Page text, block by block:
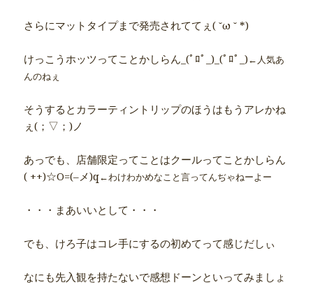
さらにマットタイプまで発売されててぇ( ˘ω ˘ *)
けっこうホッツってことかしらん_(ﾟﾛﾟ_)_(ﾟﾛﾟ_)←人気あ
んのねぇ
そうするとカラーティントリップのほうはもうアレかね
ぇ(；▽；)ノ
あっでも、店舗限定ってことはクールってことかしらん
( ++)☆O=(–メ)q←わけわかめなこと言ってんぢゃねーよー
・・・まあいいとして・・・
でも、けろ子はコレ手にするの初めてって感じだしぃ
なにも先入観を持たないで感想ドーンといってみましょ